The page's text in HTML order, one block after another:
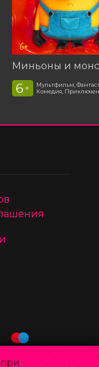
Миньоны и
6 +
Мультфильм,
Комедия,